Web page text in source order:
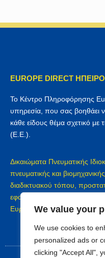
We value your
We use cookies to
personalized ads or
clicking "Accept All",
EUROPE DIRECT
Το Κέντρο Πληροφόρησης
υπηρεσία, που σας βοηθάει
κάθε είδους θέμα σχετικό
(Ε.Ε.).
Δικαιώματα Πνευματικής
πνευματικής και
διαδικτυακού τόπου,
εφαρμοζόμενες διατάξεις του
Ευρωπαϊκού δικαίου και των